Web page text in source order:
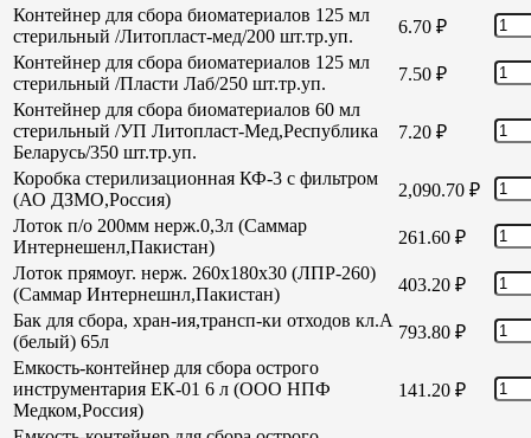
Контейнер для сбора биоматериалов 125 мл
стерильный /Литопласт-мед/200 шт.тр.уп.
6.70 ₽
Контейнер для сбора биоматериалов 125 мл
стерильный /Пласти Лаб/250 шт.тр.уп.
7.50 ₽
Контейнер для сбора биоматериалов 60 мл
стерильный /УП Литопласт-Мед,Республика
Беларусь/350 шт.тр.уп.
7.20 ₽
Коробка стерилизационная КФ-3 с фильтром
(АО ДЗМО,Россия)
2,090.70 ₽
Лоток п/о 200мм нерж.0,3л (Саммар
Интернешенл,Пакистан)
261.60 ₽
Лоток прямоуг. нерж. 260х180х30 (ЛПР-260)
(Саммар Интернешнл,Пакистан)
403.20 ₽
Бак для сбора, хран-ия,трансп-ки отходов кл.А
(белый) 65л
793.80 ₽
Емкость-контейнер для сбора острого
инструментария ЕК-01 6 л (ООО НПФ
Медком,Россия)
141.20 ₽